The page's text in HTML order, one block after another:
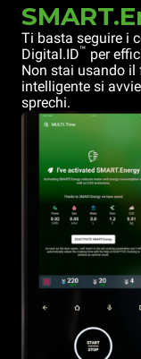
Ti basta seguire i
Digital.ID™ per
Non stai usando
intelligente si
sprechi.